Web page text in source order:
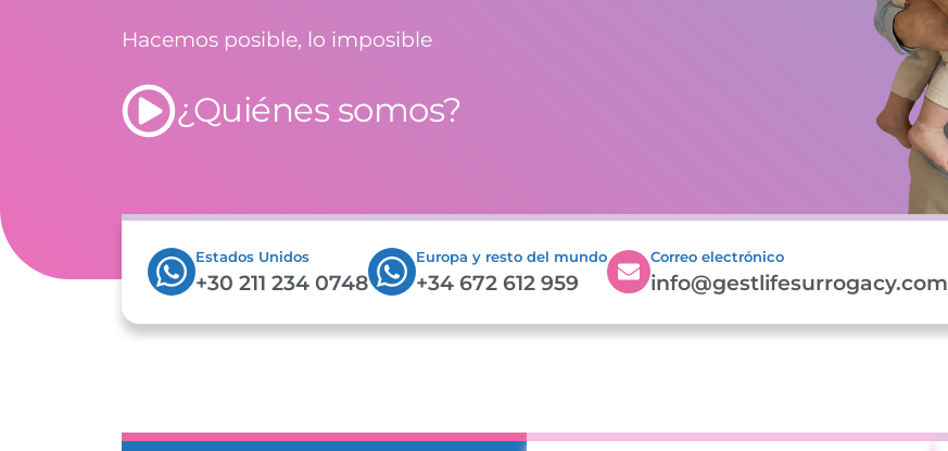
Hacemos posible, lo imposible
¿Quiénes somos?
Estados Unidos
+30 211 234 0748
Europa y resto del mundo
+34 672 612 959
Correo electrónico
info@gestlifesurrogacy.com